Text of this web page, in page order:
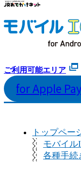
ご利用可能エリア
for Apple Pay
トップペー
モバイル
各種手続